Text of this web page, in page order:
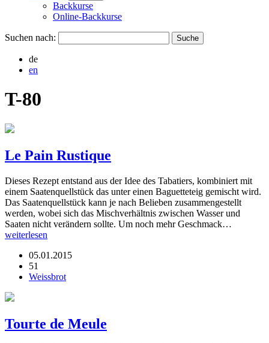
Backkurse
Online-Backkurse
Suchen nach:
de
en
T-80
Le Pain Rustique
Dieses Rezept entstand aus der Idee des Tabatiers, kombiniert mit
einem Saatenquellstück das unter einen Baguetteteig gemischt wird.
Das Saatenquellstück kann je nach Belieben zusammengestellt
werden, wobei sich das Mischverhältnis zwischen Wasser und
Saaten nicht verändern sollte. Um noch mehr Geschmack…
weiterlesen
05.01.2015
51
Weissbrot
Tourte de Meule